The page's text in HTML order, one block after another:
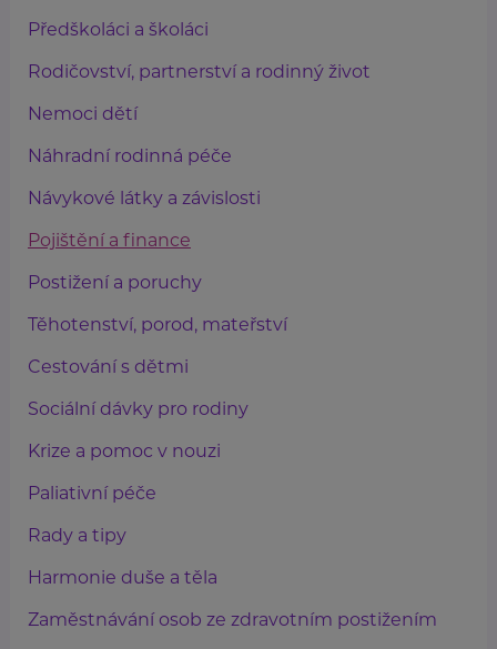
Předškoláci a školáci
Rodičovství, partnerství a rodinný život
Nemoci dětí
Náhradní rodinná péče
Návykové látky a závislosti
Pojištění a finance
Postižení a poruchy
Těhotenství, porod, mateřství
Cestování s dětmi
Sociální dávky pro rodiny
Krize a pomoc v nouzi
Paliativní péče
Rady a tipy
Harmonie duše a těla
Zaměstnávání osob ze zdravotním postižením